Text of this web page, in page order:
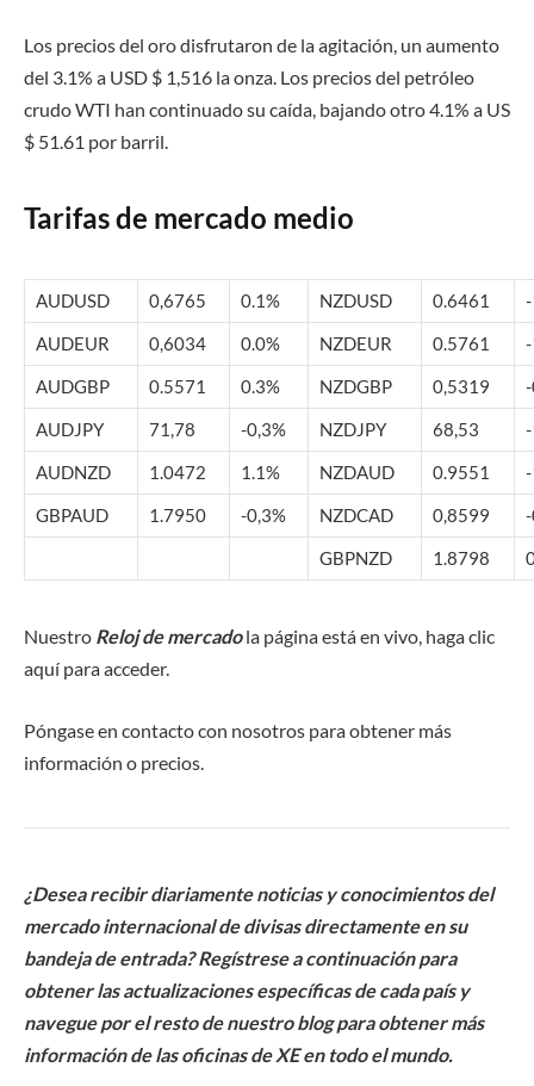
Los precios del oro disfrutaron de la agitación, un aumento
del 3.1% a USD $ 1,516 la onza. Los precios del petróleo
crudo WTI han continuado su caída, bajando otro 4.1% a US
$ 51.61 por barril.
Tarifas de mercado medio
AUDUSD 0,6765 0.1% NZDUSD 0.6461
AUDEUR
0,6034 0.0% NZDEUR 0.5761
AUDGBP
0.5571 0.3% NZDGBP 0,5319
AUDJPY
71,78 -0,3% NZDJPY 68,53
AUDNZD
1.0472 1.1% NZDAUD 0.9551
GBPAUD
1.7950 -0,3% NZDCAD 0,8599
GBPNZD
1.8798
Nuestro Reloj de mercadola página está en vivo, haga clic
aquí para acceder.
Póngase en contacto con nosotros para obtener más
información o precios.
¿Desea recibir diariamente noticias y conocimientos del
mercado internacional de divisas directamente en su
bandeja de entrada? Regístrese a continuación para
obtener las actualizaciones específicas de cada país y
navegue por el resto de nuestro blog para obtener más
información de las oficinas de XE en todo el mundo.